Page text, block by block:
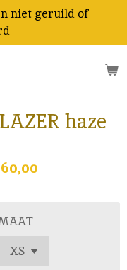
niet geruild of
haze